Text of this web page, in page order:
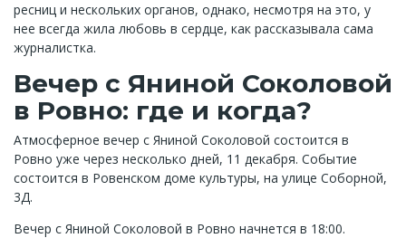
ресниц и нескольких органов, однако, несмотря на это, у
нее всегда жила любовь в сердце, как рассказывала сама
журналистка.
Вечер с Яниной Соколовой
в Ровно: где и когда?
Атмосферное вечер с Яниной Соколовой состоится в
Ровно уже через несколько дней, 11 декабря. Событие
состоится в Ровенском доме культуры, на улице Соборной,
3Д.
Вечер с Яниной Соколовой в Ровно начнется в 18:00.